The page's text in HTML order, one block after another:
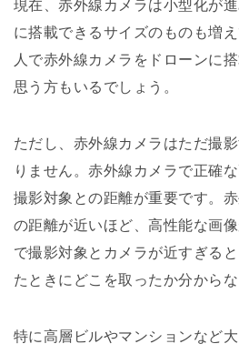
現在、赤外線カメラは小型化が
に搭載できるサイズのものも増
人で赤外線カメラをドローンに
思う方もいるでしょう。
ただし、赤外線カメラはただ撮
りません。赤外線カメラで正確
撮影対象との距離が重要です。
の距離が近いほど、高性能な画
で撮影対象とカメラが近すぎる
たときにどこを取ったか分からな
特に高層ビルやマンションなど